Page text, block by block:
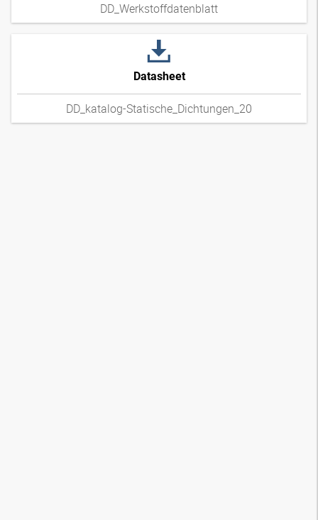
DD_Werkstoffdatenblatt
Datasheet
DD_katalog-Statische_Dichtungen_20